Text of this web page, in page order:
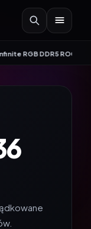
DDR5 ROG Edition